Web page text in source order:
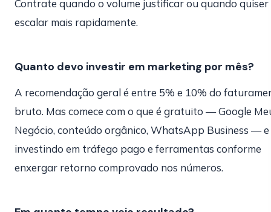
Contrate quando o volume justificar ou quando quiser
escalar mais rapidamente.
Quanto devo investir em marketing por mês?
A recomendação geral é entre 5% e 10% do
bruto. Mas comece com o que é gratuito — Google
Negócio, conteúdo orgânico, WhatsApp Business —
investindo em tráfego pago e ferramentas conforme
enxergar retorno comprovado nos números.